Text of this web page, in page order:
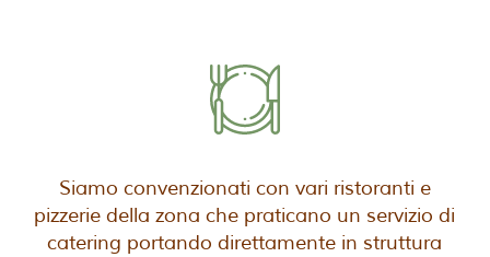
Siamo convenzionati con vari ristoranti e
pizzerie della zona che praticano un servizio di
catering portando direttamente in struttura